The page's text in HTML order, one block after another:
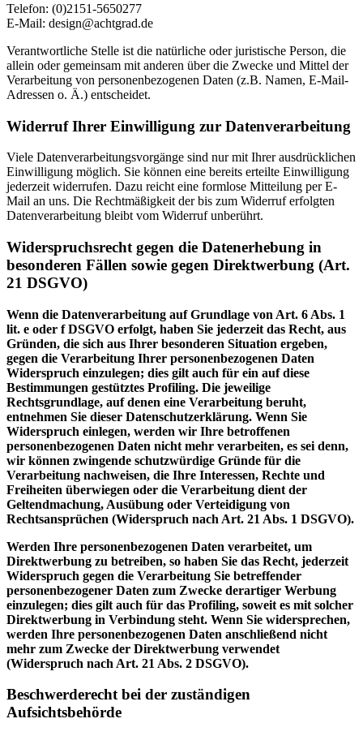
Telefon: (0)2151-5650277
E-Mail: design@achtgrad.de
Verantwortliche Stelle ist die natürliche oder juristische Person, die
allein oder gemeinsam mit anderen über die Zwecke und Mittel der
Verarbeitung von personenbezogenen Daten (z.B. Namen, E-Mail-
Adressen o. Ä.) entscheidet.
Widerruf Ihrer Einwilligung zur Datenverarbeitung
Viele Datenverarbeitungsvorgänge sind nur mit Ihrer ausdrücklichen
Einwilligung möglich. Sie können eine bereits erteilte Einwilligung
jederzeit widerrufen. Dazu reicht eine formlose Mitteilung per E-
Mail an uns. Die Rechtmäßigkeit der bis zum Widerruf erfolgten
Datenverarbeitung bleibt vom Widerruf unberührt.
Widerspruchsrecht gegen die Datenerhebung in
besonderen Fällen sowie gegen Direktwerbung (Art.
21 DSGVO)
Wenn die Datenverarbeitung auf Grundlage von Art. 6 Abs. 1
lit. e oder f DSGVO erfolgt, haben Sie jederzeit das Recht, aus
Gründen, die sich aus Ihrer besonderen Situation ergeben,
gegen die Verarbeitung Ihrer personenbezogenen Daten
Widerspruch einzulegen; dies gilt auch für ein auf diese
Bestimmungen gestütztes Profiling. Die jeweilige
Rechtsgrundlage, auf denen eine Verarbeitung beruht,
entnehmen Sie dieser Datenschutzerklärung. Wenn Sie
Widerspruch einlegen, werden wir Ihre betroffenen
personenbezogenen Daten nicht mehr verarbeiten, es sei denn,
wir können zwingende schutzwürdige Gründe für die
Verarbeitung nachweisen, die Ihre Interessen, Rechte und
Freiheiten überwiegen oder die Verarbeitung dient der
Geltendmachung, Ausübung oder Verteidigung von
Rechtsansprüchen (Widerspruch nach Art. 21 Abs. 1 DSGVO).
Werden Ihre personenbezogenen Daten verarbeitet, um
Direktwerbung zu betreiben, so haben Sie das Recht, jederzeit
Widerspruch gegen die Verarbeitung Sie betreffender
personenbezogener Daten zum Zwecke derartiger Werbung
einzulegen; dies gilt auch für das Profiling, soweit es mit solcher
Direktwerbung in Verbindung steht. Wenn Sie widersprechen,
werden Ihre personenbezogenen Daten anschließend nicht
mehr zum Zwecke der Direktwerbung verwendet
(Widerspruch nach Art. 21 Abs. 2 DSGVO).
Beschwerderecht bei der zuständigen
Aufsichtsbehörde